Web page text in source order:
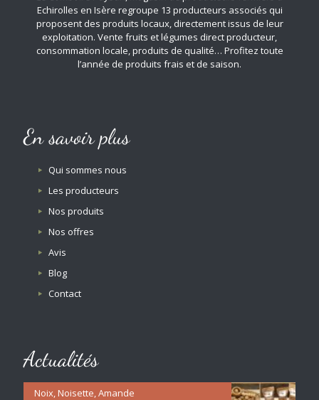
Echirolles en Isère regroupe 13 producteurs associés qui
proposent des produits locaux, directement issus de leur
exploitation. Vente fruits et légumes direct producteur,
consommation locale, produits de qualité… Profitez toute
l’année de produits frais et de saison.
En savoir plus
Qui sommes nous
Les producteurs
Nos produits
Nos offres
Avis
Blog
Contact
Actualités
Noix, Noisette, Amande